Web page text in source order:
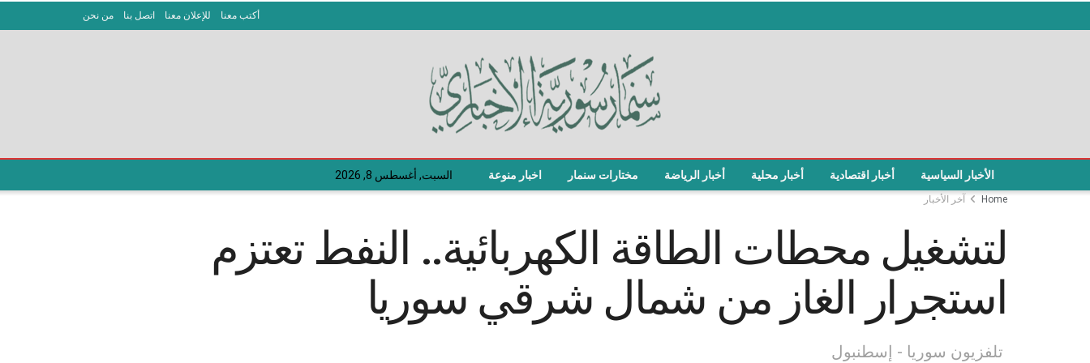
أكتب معنا للإعلان معنا اتصل بنا من نحن
الأخبار السياسية أخبار اقتصادية أخبار محلية أخبار الرياضة مختارات سنمار اخبار منوعة السبت, أغسطس 8, 2026
Home آخر الأخبار
لتشغيل محطات الطاقة الكهربائية.. النفط تعتزم
استجرار الغاز من شمال شرقي سوريا
تلفزيون سوريا - إسطنبول